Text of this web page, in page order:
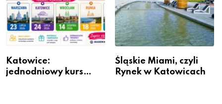
Katowice:
jednodniowy kurs
Śląskie Miami, czyli
Rynek w Katowicach